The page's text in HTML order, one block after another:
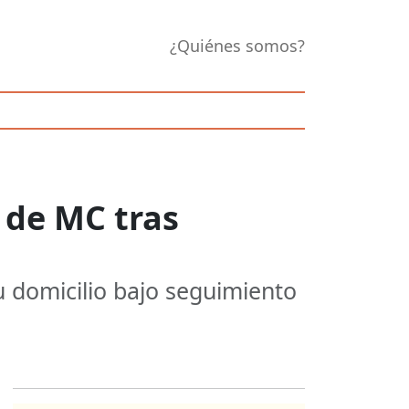
¿Quiénes somos?
MC tras
domicilio bajo seguimiento